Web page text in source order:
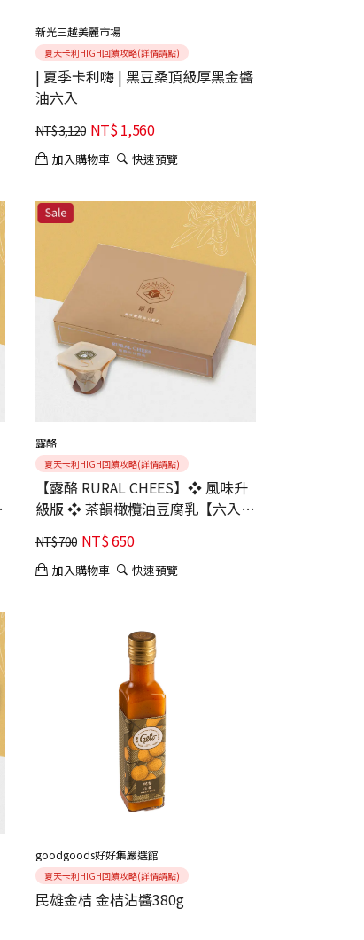
新光三越美麗市場
夏天卡利HIGH回饋攻略(詳情請點)
| 夏季卡利嗨 | 黑豆桑頂級厚黑金醬
油六入
NT$3,120 NT$1,560
加入購物車 快速預覽
露酪
夏天卡利HIGH回饋攻略(詳情請點)
【露酪 RURAL CHEES】❖ 風味升
級版 ❖ 茶韻橄欖油豆腐乳【六入
組】｜口感綿實｜茶香悠長
NT$700 NT$650
加入購物車 快速預覽
goodgoods好好集嚴選館
夏天卡利HIGH回饋攻略(詳情請點)
民雄金桔 金桔沾醬380g